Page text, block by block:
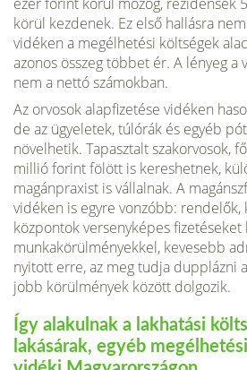
körül kezdenek. Ez első hallásra
vidéken a megélhetési költségek
azonos összeg többet ér. A lényeg a
nem a nettó számokban.
Az orvosok alapfizetése vidéken
de az ügyeletek, túlórák és egyéb
növelhetik. Tapasztalt szakorvosok,
millió forint fölött is kereshetnek,
magánpraxist is vállalnak. A
vidéken is egyre vonzóbb: rendelők,
központok versenyképes fizetéseket
munkakörülményekkel, kevesebb
nyitott erre, az meg tudja dupplázni
jobb körülmények között dolgozik.
Így alakulnak a lakhatási
lakásárak, egyéb